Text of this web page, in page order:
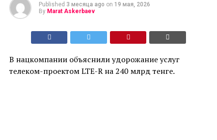
Published 3 месяца ago on 19 мая, 2026
By Marat Askerbaev
В нацкомпании объяснили удорожание услуг
телеком-проектом LTE-R на 240 млрд тенге.